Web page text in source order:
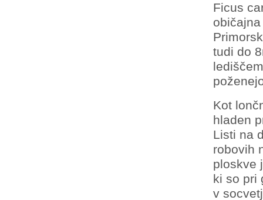
Ficus
tudi do
Kot
hladen
Listi na
robovih
ploskve
ki so pri
v